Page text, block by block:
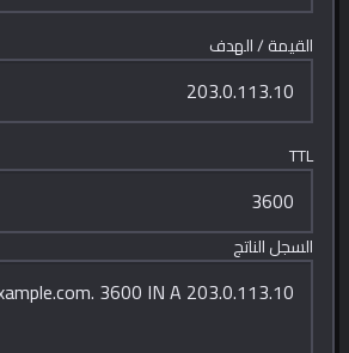
القيمة / الهدف
TTL
السجل الناتج